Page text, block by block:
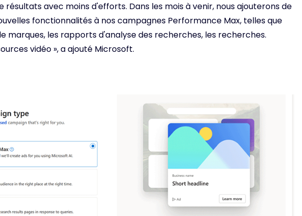
résultats avec moins d'efforts. Dans les mois à venir, nous ajouterons de
fonctionnalités à nos campagnes Performance Max, telles que
marques, les rapports d'analyse des recherches, les recherches.
vidéo », a ajouté Microsoft.